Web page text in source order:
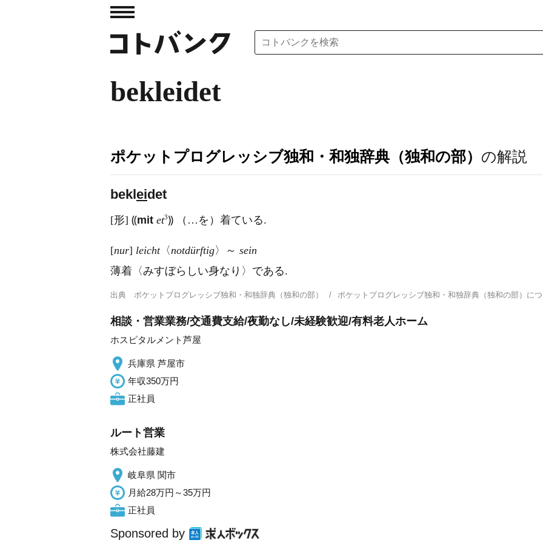
bekleidet
ポケットプログレッシブ独和・和独辞典（独和の部） の解説
bekleidet
[形] ⸨mit et3⸩ （…を）着ている.
[nur] leicht〈notdürftig〉～ sein
薄着〈みすぼらしい身なり〉である.
出典 ポケットプログレッシブ独和・和独辞典（独和の部） ポケットプログレッシブ独和・和独辞典（独和の部）
相談・営業業務/交通費支給/夜勤なし/未経験歓迎/有料老人ホーム
ホスピタルメント芦屋
兵庫県 芦屋市
年収350万円
正社員
ルート営業
株式会社藤建
岐阜県 関市
月給28万円～35万円
正社員
Sponsored by